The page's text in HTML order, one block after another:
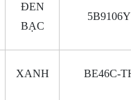
ĐEN
BẠC
XANH BE46C-